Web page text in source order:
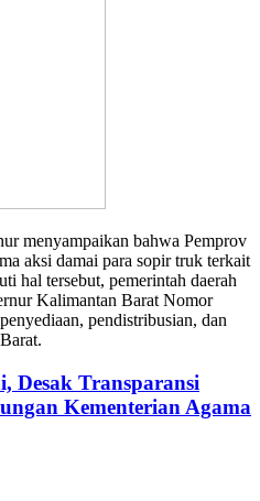
menyampaikan bahwa Pemprov
aksi damai para sopir truk terkait
hal tersebut, pemerintah daerah
Kalimantan Barat Nomor
pendistribusian, dan
Desak Transparansi
Kementerian Agama